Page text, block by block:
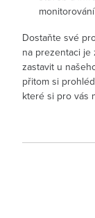
Dostaňte své
na prezentaci je
zastavit u
přitom si
které si pro vás